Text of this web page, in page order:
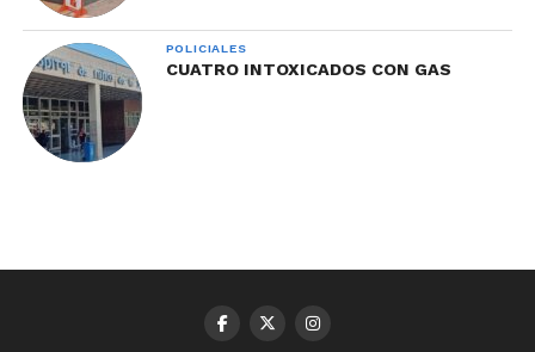
POLICIALES
CUATRO INTOXICADOS CON GAS